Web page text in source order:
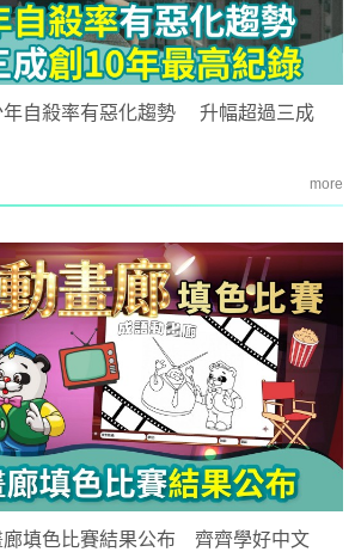
年自殺率有惡化趨勢 升幅超過三成
more
廊填色比賽結果公布 齊齊學好中文